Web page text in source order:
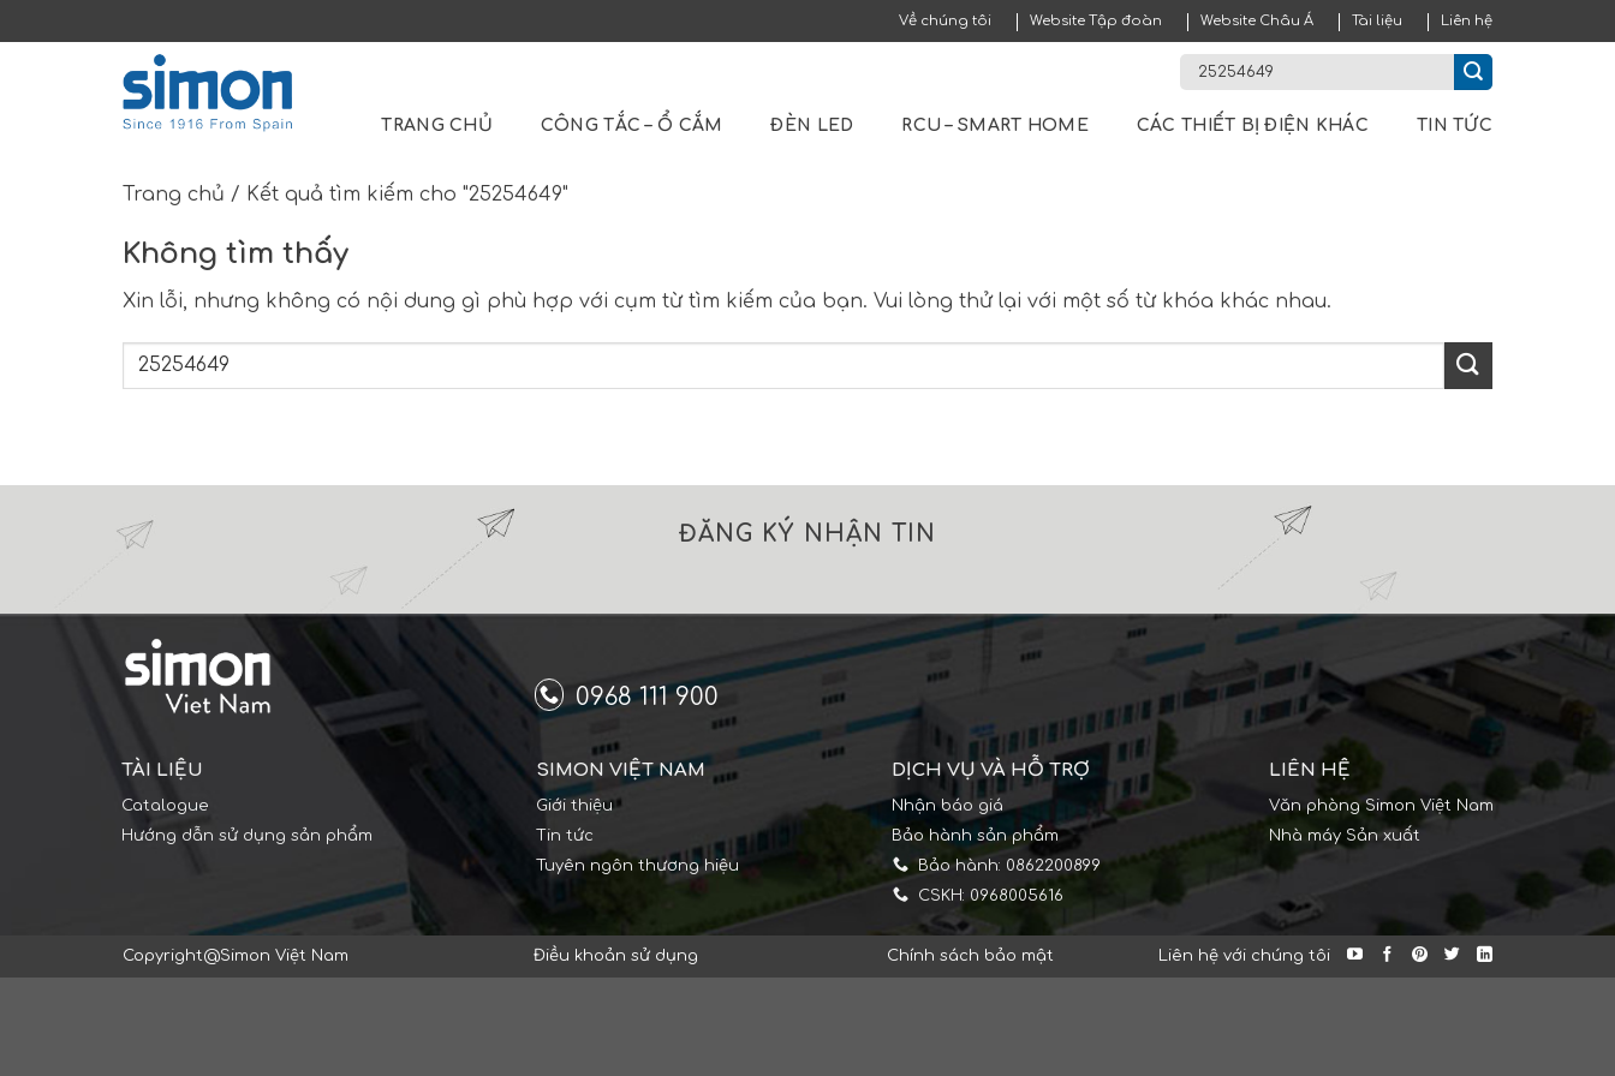
to
Về chúng tôi Website Tập đoàn Website Châu Á Tài liệu Liên hệ
TRANG CHỦ CÔNG TẮC – Ổ CẮM ĐÈN LED RCU – SMART HOME CÁC THIẾT BỊ ĐIỆN KHÁC TIN TỨC
Trang chủ / Kết quả tìm kiếm cho "25254649"
Không tìm thấy
Xin lỗi, nhưng không có nội dung gì phù hợp với cụm từ tìm kiếm của bạn. Vui lòng thử lại với một số từ khóa khác nhau.
ĐĂNG KÝ NHẬN TIN
0968 111 900
TÀI LIỆU
Catalogue
Hướng dẫn sử dụng sản phẩm
SIMON VIỆT NAM
Giới thiệu
Tin tức
Tuyên ngôn thương hiệu
DỊCH VỤ VÀ HỖ TRỢ
Nhận báo giá
Bảo hành sản phẩm
Bảo hành: 0862200899
CSKH: 0968005616
LIÊN HỆ
Văn phòng Simon Việt Nam
Nhà máy Sản xuất
Copyright@Simon Việt Nam Điều khoản sử dụng Chính sách bảo mật Liên hệ với chúng tôi